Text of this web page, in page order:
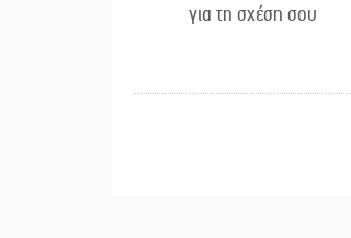
για τη σχέση σου